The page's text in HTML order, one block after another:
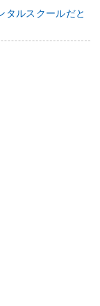
タルスクールだと